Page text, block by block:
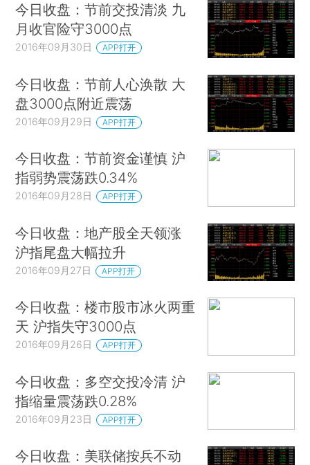
今日收盘：节前交投清淡 九
月收官险守3000点
2016年09月30日 APP打开
今日收盘：节前人心涣散 大
盘3000点附近震荡
2016年09月29日 APP打开
今日收盘：节前资金谨慎 沪
指弱势震荡跌0.34%
2016年09月28日 APP打开
今日收盘：地产股全天领涨
沪指尾盘大幅拉升
2016年09月27日 APP打开
今日收盘：楼市股市冰火两重
天 沪指失守3000点
2016年09月26日 APP打开
今日收盘：多空交投冷清 沪
指缩量震荡跌0.28%
2016年09月23日 APP打开
今日收盘：美联储按兵不动